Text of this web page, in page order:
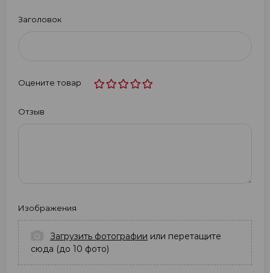
Заголовок
Оцените товар
Отзыв
Изображения
Загрузить фотографии или перетащите
сюда (до 10 фото)